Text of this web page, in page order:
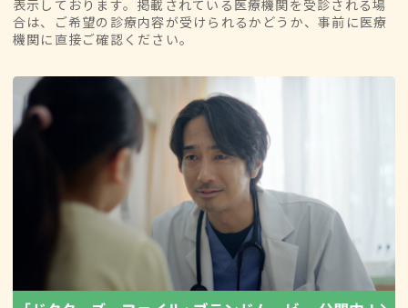
表示しております。掲載されている医療機関を受診される場
合は、ご希望の診療内容が受けられるかどうか、事前に医療
機関に直接ご確認ください。